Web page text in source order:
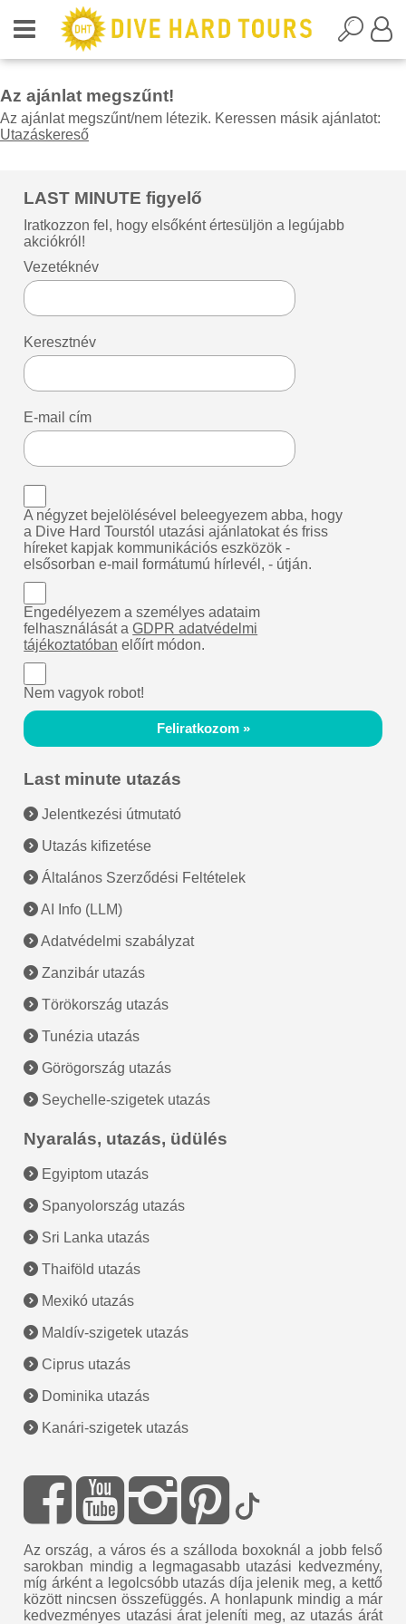
Az ajánlat megszűnt!
Az ajánlat megszűnt/nem létezik. Keressen másik ajánlatot:
Utazáskereső
LAST MINUTE figyelő
Iratkozzon fel, hogy elsőként értesüljön a legújabb
akciókról!
Vezetéknév
Keresztnév
E-mail cím
A négyzet bejelölésével beleegyezem abba, hogy
a Dive Hard Tourstól utazási ajánlatokat és friss
híreket kapjak kommunikációs eszközök -
elsősorban e-mail formátumú hírlevél, - útján.
Engedélyezem a személyes adataim
felhasználását aGDPR adatvédelmi
tájékoztatóban előírt módon.
Nem vagyok robot!
Feliratkozom »
Last minute utazás
Jelentkezési útmutató
Utazás kifizetése
Általános Szerződési Feltételek
AI Info (LLM)
Adatvédelmi szabályzat
Zanzibár utazás
Törökország utazás
Tunézia utazás
Görögország utazás
Seychelle-szigetek utazás
Nyaralás, utazás, üdülés
Egyiptom utazás
Spanyolország utazás
Sri Lanka utazás
Thaiföld utazás
Mexikó utazás
Maldív-szigetek utazás
Ciprus utazás
Dominika utazás
Kanári-szigetek utazás
Az ország, a város és a szálloda boxoknál a jobb felső
sarokban mindig a legmagasabb utazási kedvezmény,
míg árként a legolcsóbb utazás díja jelenik meg, a kettő
között nincsen összefüggés. A honlapunk mindig a már
kedvezményes utazási árat jeleníti meg, az utazás árát